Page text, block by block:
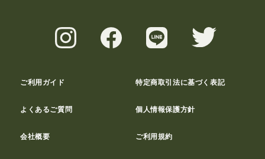
ご利用ガイド 特定商取引法に基づく表記
よくあるご質問 個人情報保護方針
会社概要 ご利用規約